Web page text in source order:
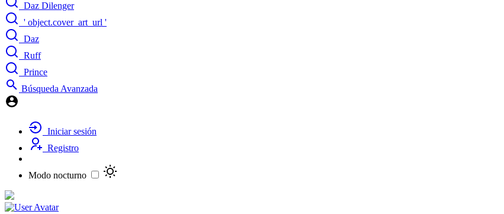
Daz Dilenger
' object.cover_art_url '
Daz
Ruff
Prince
Búsqueda Avanzada
Iniciar sesión
Registro
Modo nocturno